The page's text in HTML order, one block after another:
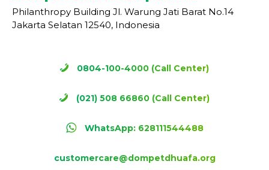
Philanthropy Building Jl. Warung Jati Barat No.14
Jakarta Selatan 12540, Indonesia
0804-100-4000 (Call Center)
(021) 508 66860 (Call Center)
WhatsApp: 628111544488
customercare@dompetdhuafa.org